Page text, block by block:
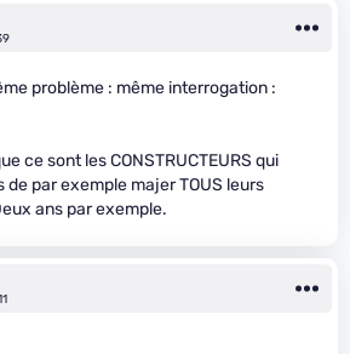
problème : même interrogation :
ce sont les CONSTRUCTEURS qui
par exemple majer TOUS leurs
ans par exemple.